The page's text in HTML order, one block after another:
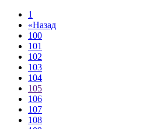
1
«Назад
100
101
102
103
104
105
106
107
108